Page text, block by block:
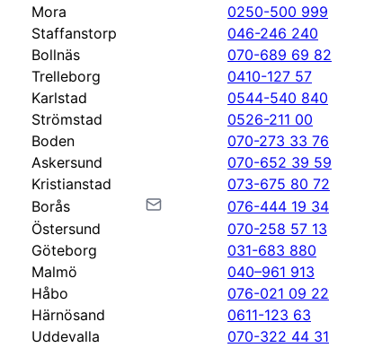
Mora
0250-500 999
Staffanstorp
046-246 240
Bollnäs
070-689 69 82
Trelleborg
0410-127 57
Karlstad
0544-540 840
Strömstad
0526-211 00
Boden
070-273 33 76
Askersund
070-652 39 59
Kristianstad
073-675 80 72
Borås
076-444 19 34
Östersund
070-258 57 13
Göteborg
031-683 880
Malmö
040–961 913
Håbo
076-021 09 22
Härnösand
0611-123 63
Uddevalla
070-322 44 31